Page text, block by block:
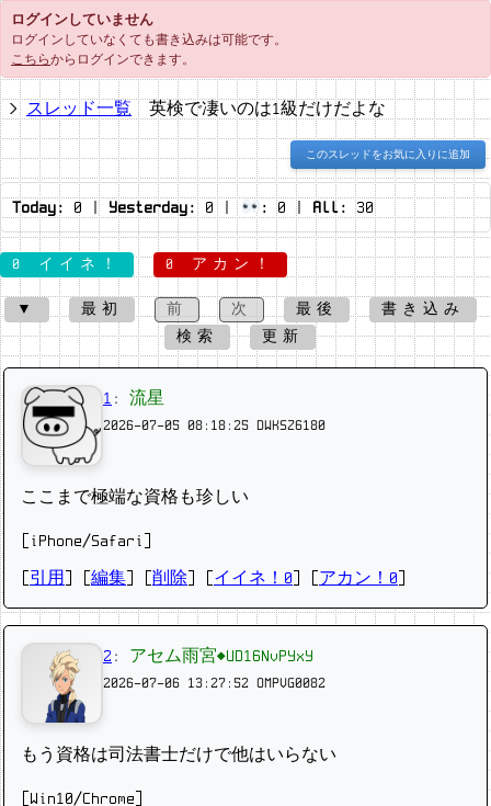
ログインしていません
ログインしていなくても書き込みは可能です。
こちらからログインできます。
スレッド一覧 英検で凄いのは1級だけだよな
このスレッドをお気に入りに追加
Today: 0 | Yesterday:0 | : 0 | All: 30
0 イイネ！ 0 アカン！
▼ 最初 前 次 最後
書き込み
検索
更新
1 : 流星
2026-07-05 08:18:25 DWKSZ6180
ここまで極端な資格も珍しい
[iPhone/Safari]
引用 編集 削除 イイネ！0 アカン！0
2 : アセム雨宮◆UD16NvPYxY
2026-07-06 13:27:52 OMPVG0082
もう資格は司法書士だけで他はいらない
[Win10/Chrome]